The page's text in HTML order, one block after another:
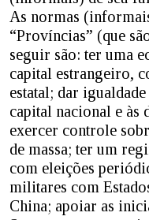
As normas
“Províncias” (que
seguir são: ter uma
capital estrangeiro,
estatal; dar
capital nacional e às
exercer controle
de massa; ter um
com eleições
militares com
China; apoiar as